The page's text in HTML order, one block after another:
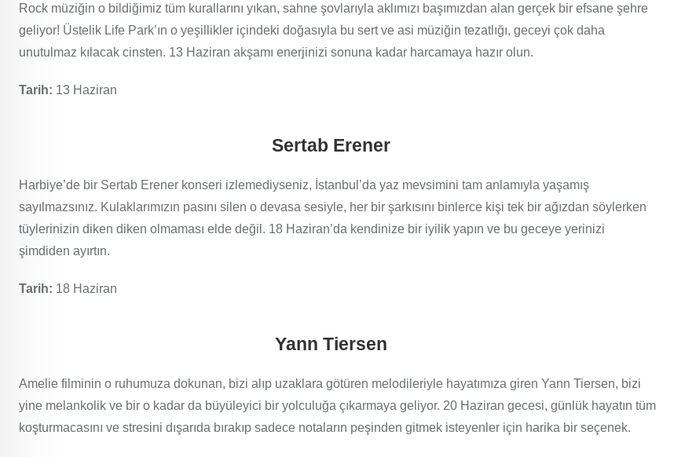
Rock müziğin o bildiğimiz tüm kurallarını yıkan, sahne şovlarıyla aklımızı başımızdan alan gerçek bir efsane şehre
geliyor! Üstelik Life Park’ın o yeşillikler içindeki doğasıyla bu sert ve asi müziğin tezatlığı, geceyi çok daha
unutulmaz kılacak cinsten. 13 Haziran akşamı enerjinizi sonuna kadar harcamaya hazır olun.
Tarih: 13 Haziran
Sertab Erener
Harbiye’de bir Sertab Erener konseri izlemediyseniz, İstanbul’da yaz mevsimini tam anlamıyla yaşamış
sayılmazsınız. Kulaklarımızın pasını silen o devasa sesiyle, her bir şarkısını binlerce kişi tek bir ağızdan söylerken
tüylerinizin diken diken olmaması elde değil. 18 Haziran’da kendinize bir iyilik yapın ve bu geceye yerinizi
şimdiden ayırtın.
Tarih: 18 Haziran
Yann Tiersen
Amelie filminin o ruhumuza dokunan, bizi alıp uzaklara götüren melodileriyle hayatımıza giren Yann Tiersen, bizi
yine melankolik ve bir o kadar da büyüleyici bir yolculuğa çıkarmaya geliyor. 20 Haziran gecesi, günlük hayatın tüm
koşturmacasını ve stresini dışarıda bırakıp sadece notaların peşinden gitmek isteyenler için harika bir seçenek.